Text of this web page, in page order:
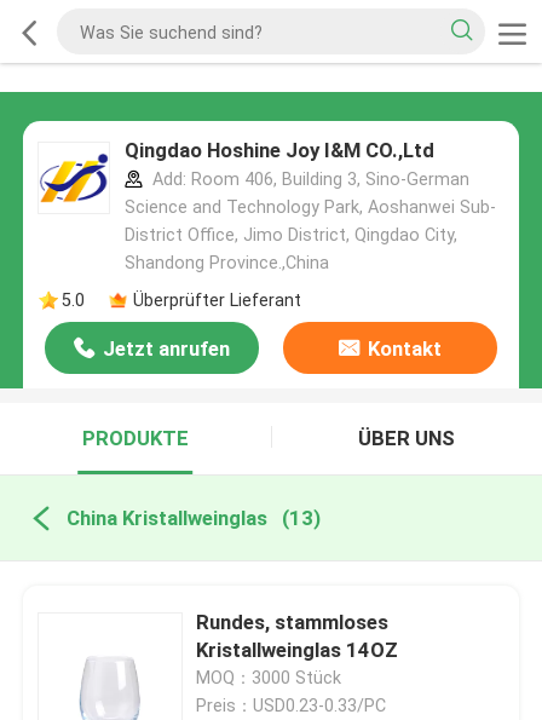
Qingdao Hoshine Joy I&M CO.,Ltd
Add: Room 406, Building 3, Sino-German
Science and Technology Park, Aoshanwei Sub-
District Office, Jimo District, Qingdao City,
Shandong Province.,China
5.0
Überprüfter Lieferant
Jetzt anrufen Kontakt
PRODUKTE ÜBER UNS
China Kristallweinglas (13)
Rundes, stammloses
Kristallweinglas 14OZ
MOQ：3000 Stück
Preis：USD0.23-0.33/PC